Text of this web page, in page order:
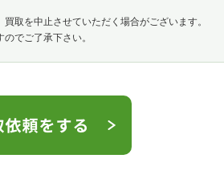
取を中止させていただく場合がございます。
でご了承下さい。